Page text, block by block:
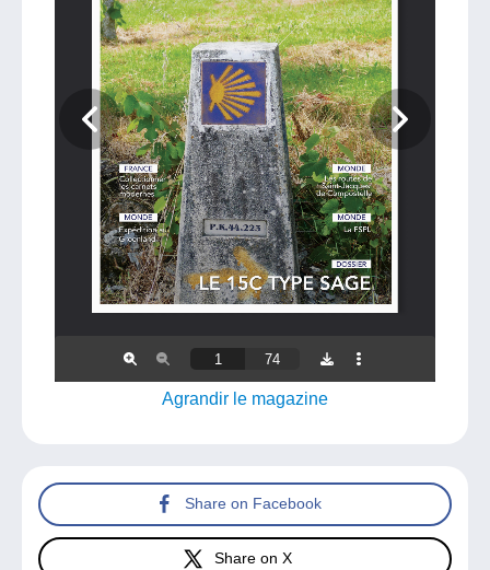
Agrandir le magazine
Share on Facebook
Share on X